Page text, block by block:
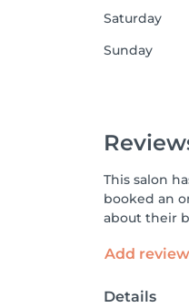
Saturday
Sunday
This salon
booked an
about their
Add review
Details